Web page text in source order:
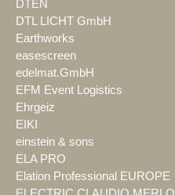
DTEN
DTL LICHT GmbH
Earthworks
easescreen
edelmat.GmbH
EFM Event Logistics
Ehrgeiz
EIKI
einstein & sons
ELA PRO
Elation Professional EUROPE